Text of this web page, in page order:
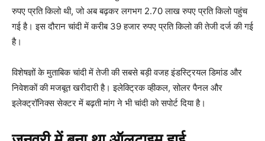
रुपए प्रति किलो थी, जो अब बढ़कर लगभग 2.70 लाख रुपए प्रति किलो पहुंच
गई है। इस दौरान चांदी में करीब 39 हजार रुपए प्रति किलो की तेजी दर्ज की गई
है।
विशेषज्ञों के मुताबिक चांदी में तेजी की सबसे बड़ी वजह इंडस्ट्रियल डिमांड और
निवेशकों की मजबूत खरीदारी है। इलेक्ट्रिक व्हीकल, सोलर पैनल और
इलेक्ट्रॉनिक्स सेक्टर में बढ़ती मांग ने भी चांदी को सपोर्ट दिया है।